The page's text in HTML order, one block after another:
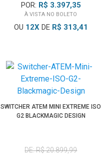
POR: R$ 3.397,35
À VISTA NO BOLETO
OU 12XDE R$ 313,41
SWITCHER ATEM MINI EXTREME ISO
G2 BLACKMAGIC DESIGN
DE: R$ 20.899,99